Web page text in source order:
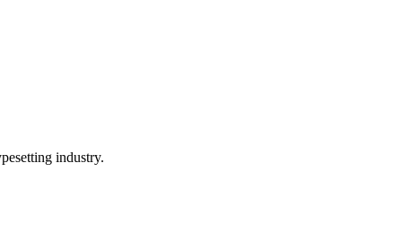
industry.